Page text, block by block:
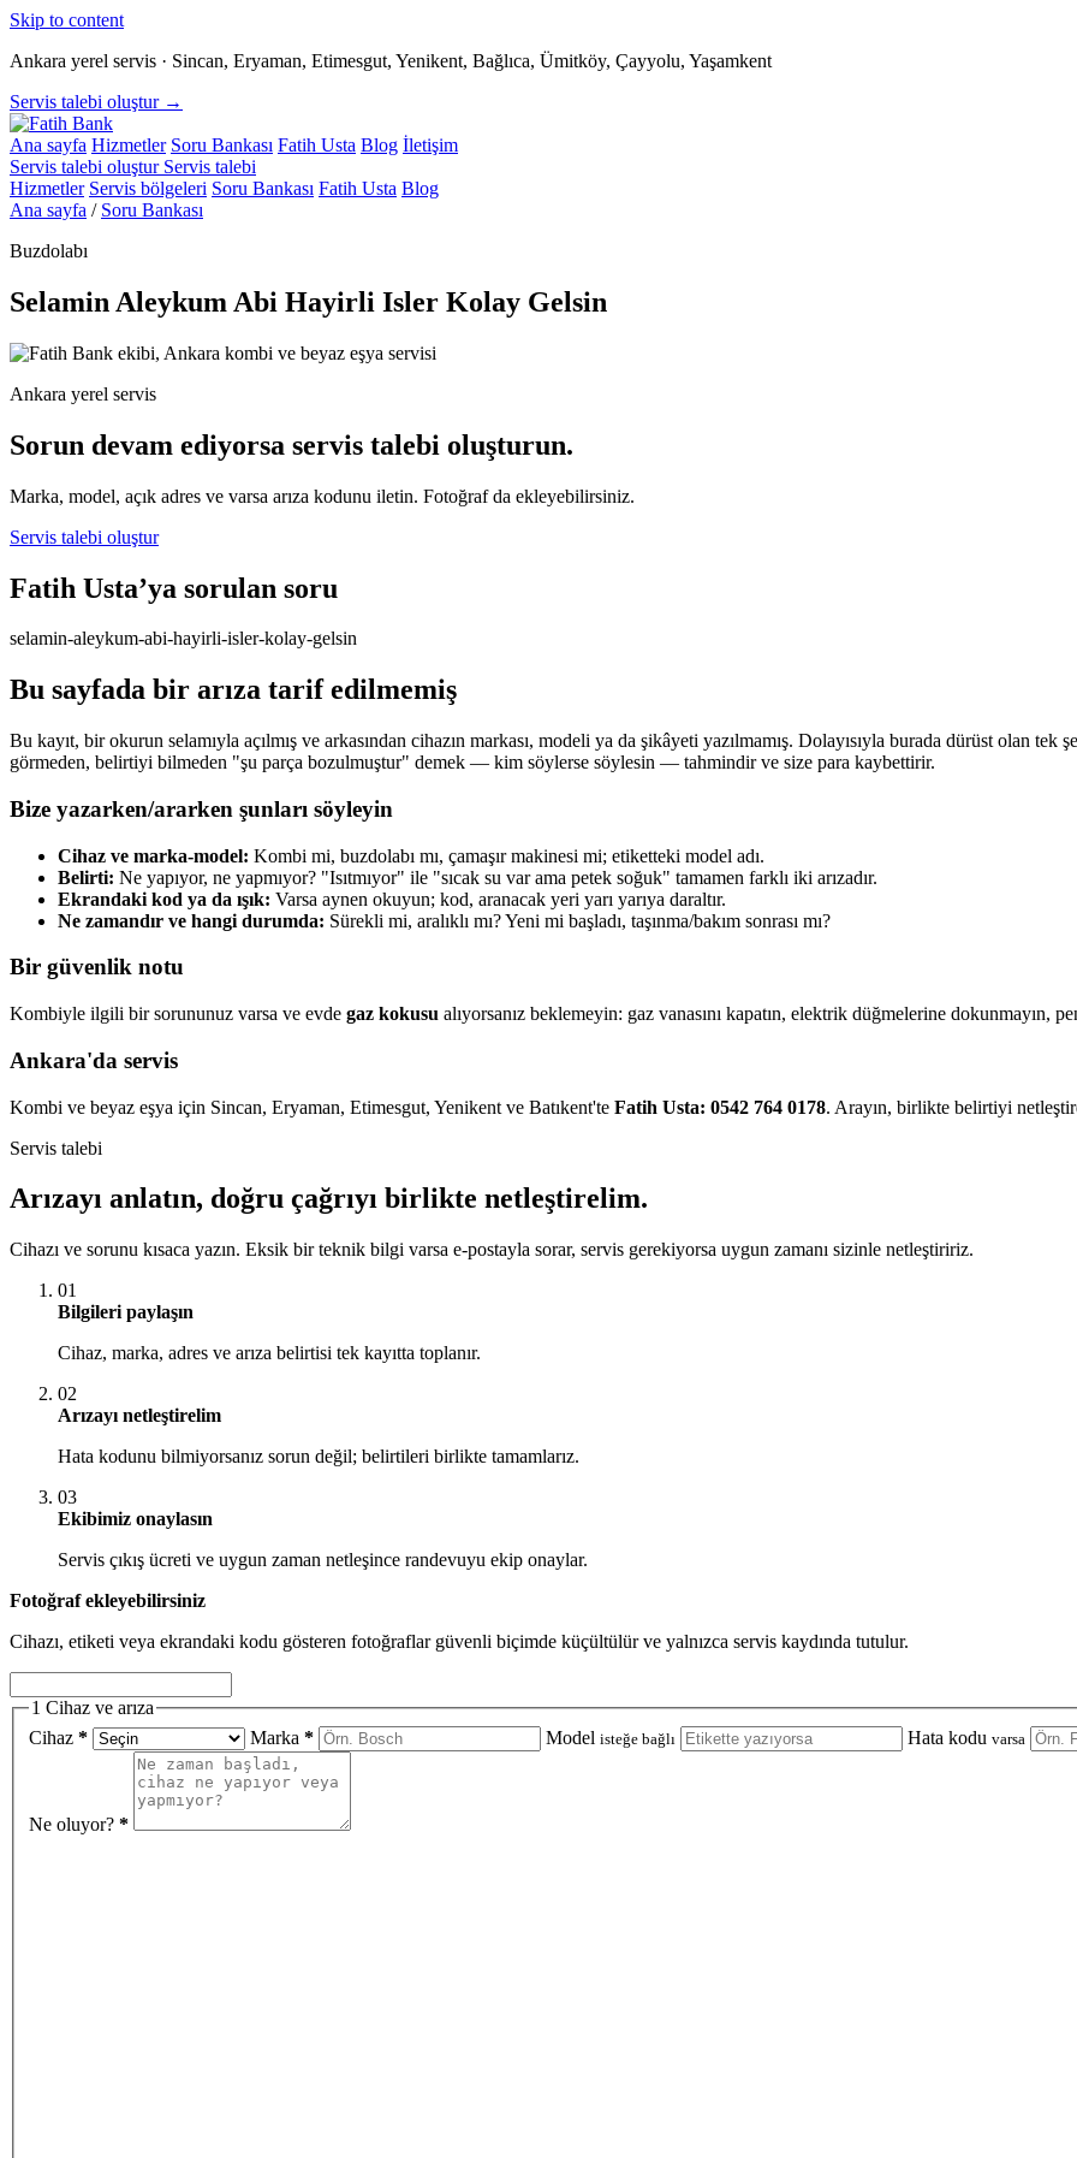
Skip to content
Ankara yerel servis · Sincan, Eryaman, Etimesgut, Yenikent, Bağlıca, Ümitköy, Çayyolu, Yaşamkent
Servis talebi oluştur →
Ana sayfa Hizmetler Soru Bankası Fatih Usta Blog İletişim
Servis talebi oluştur Servis talebi
Hizmetler Servis bölgeleri Soru Bankası Fatih Usta Blog
Ana sayfa / Soru Bankası
Buzdolabı
Selamin Aleykum Abi Hayirli Isler Kolay Gelsin
Ankara yerel servis
Sorun devam ediyorsa servis talebi oluşturun.
Marka, model, açık adres ve varsa arıza kodunu iletin. Fotoğraf da ekleyebilirsiniz.
Servis talebi oluştur
Fatih Usta’ya sorulan soru
selamin-aleykum-abi-hayirli-isler-kolay-gelsin
Bu sayfada bir arıza tarif edilmemiş
Bu kayıt, bir okurun selamıyla açılmış ve arkasından cihazın markası, modeli ya da şikâyeti yazılmamış. Dolayısıyla burada dürüst olan tek
görmeden, belirtiyi bilmeden "şu parça bozulmuştur" demek — kim söylerse söylesin — tahmindir ve size para kaybettirir.
Bize yazarken/ararken şunları söyleyin
Cihaz ve marka-model: Kombi mi, buzdolabı mı, çamaşır makinesi mi; etiketteki model adı.
Belirti: Ne yapıyor, ne yapmıyor? "Isıtmıyor" ile "sıcak su var ama petek soğuk" tamamen farklı iki arızadır.
Ekrandaki kod ya da ışık: Varsa aynen okuyun; kod, aranacak yeri yarı yarıya daraltır.
Ne zamandır ve hangi durumda: Sürekli mi, aralıklı mı? Yeni mi başladı, taşınma/bakım sonrası mı?
Bir güvenlik notu
Kombiyle ilgili bir sorununuz varsa ve evde gaz kokusu alıyorsanız beklemeyin: gaz vanasını kapatın, elektrik düğmelerine dokunmayın,
Ankara'da servis
Kombi ve beyaz eşya için Sincan, Eryaman, Etimesgut, Yenikent ve Batıkent'te Fatih Usta: 0542 764 0178. Arayın, birlikte belirtiyi
Servis talebi
Arızayı anlatın, doğru çağrıyı birlikte netleştirelim.
Cihazı ve sorunu kısaca yazın. Eksik bir teknik bilgi varsa e-postayla sorar, servis gerekiyorsa uygun zamanı sizinle netleştiririz.
01
Bilgileri paylaşın
Cihaz, marka, adres ve arıza belirtisi tek kayıtta toplanır.
02
Arızayı netleştirelim
Hata kodunu bilmiyorsanız sorun değil; belirtileri birlikte tamamlarız.
03
Ekibimiz onaylasın
Servis çıkış ücreti ve uygun zaman netleşince randevuyu ekip onaylar.
Fotoğraf ekleyebilirsiniz
Cihazı, etiketi veya ekrandaki kodu gösteren fotoğraflar güvenli biçimde küçültülür ve yalnızca servis kaydında tutulur.
1 Cihaz ve arıza
Cihaz * Marka * Model isteğe bağlı Hata kodu varsa
Ne oluyor? *